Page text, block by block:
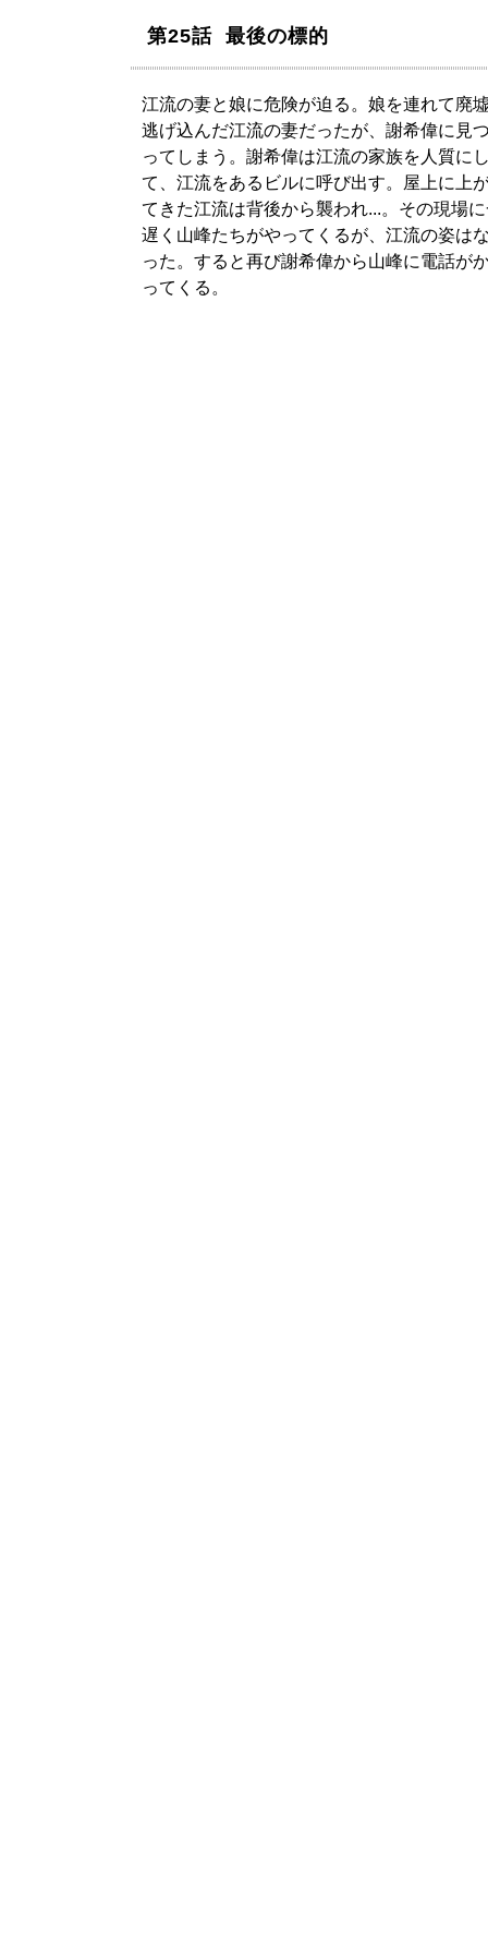
第25話 最後の標的
江流の妻と娘に危険が迫る。娘を連れて廃
逃げ込んだ江流の妻だったが、謝希偉に見
ってしまう。謝希偉は江流の家族を人質に
て、江流をあるビルに呼び出す。屋上に上
てきた江流は背後から襲われ...。その現場
遅く山峰たちがやってくるが、江流の姿は
った。すると再び謝希偉から山峰に電話が
ってくる。